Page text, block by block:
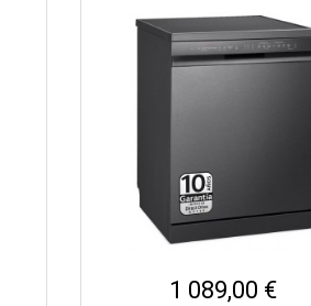
1 089,00 €